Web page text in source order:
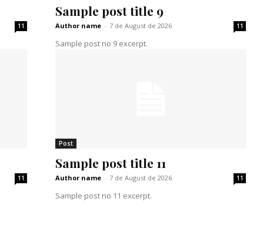
11
Sample post title 9
Author name - 7 de August de 2026 11
Sample post no 9 excerpt.
11
Post
Sample post title 11
Author name - 7 de August de 2026 11
Sample post no 11 excerpt.